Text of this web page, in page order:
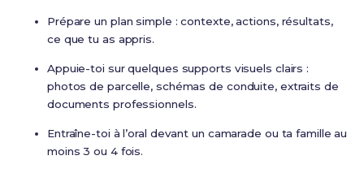
Prépare un plan simple : contexte, actions, résultats,
ce que tu as appris.
Appuie-toi sur quelques supports visuels clairs :
photos de parcelle, schémas de conduite, extraits de
documents professionnels.
Entraîne-toi à l’oral devant un camarade ou ta famille au
moins 3 ou 4 fois.